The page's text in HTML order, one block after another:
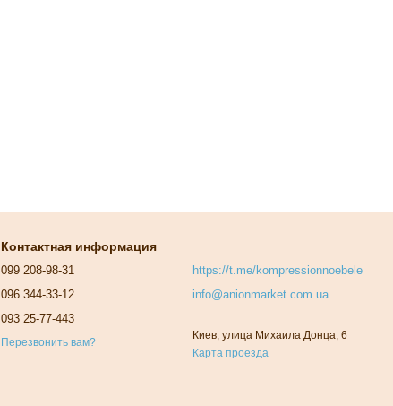
Контактная информация
099 208-98-31
096 344-33-12
093 25-77-443
Перезвонить вам?
https://t.me/kompressionnoebele
info@anionmarket.com.ua
Киев, улица Михаила Донца, 6
Карта проезда